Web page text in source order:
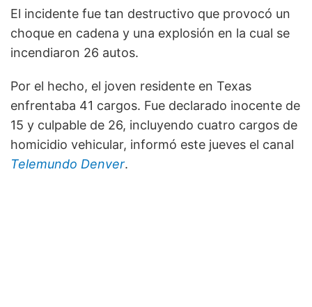
El incidente fue tan destructivo que provocó un
choque en cadena y una explosión en la cual se
incendiaron 26 autos.
Por el hecho, el joven residente en Texas
enfrentaba 41 cargos. Fue declarado inocente de
15 y culpable de 26, incluyendo cuatro cargos de
homicidio vehicular, informó este jueves el canal
Telemundo Denver.